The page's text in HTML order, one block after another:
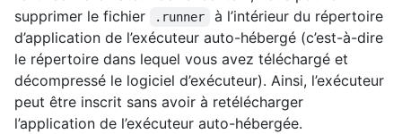
supprimer le fichier
.runner
à l’intérieur du répertoire
d’application de l’exécuteur auto-hébergé (c’est-à-dire
le répertoire dans lequel vous avez téléchargé et
décompressé le logiciel d’exécuteur). Ainsi, l’exécuteur
peut être inscrit sans avoir à retélécharger
l’application de l’exécuteur auto-hébergée.